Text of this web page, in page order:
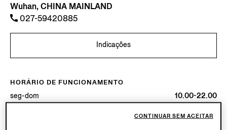
Wuhan, CHINA MAINLAND
027-59420885
Indicações
HORÁRIO DE FUNCIONAMENTO
seg-dom
10.00-22.00
Hoje
Aberta até 22:00
CONTINUAR SEM ACEITAR